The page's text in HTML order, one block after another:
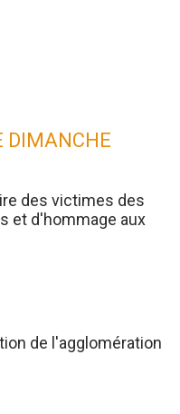
DIMANCHE
des victimes des
et d'hommage aux
de l'agglomération